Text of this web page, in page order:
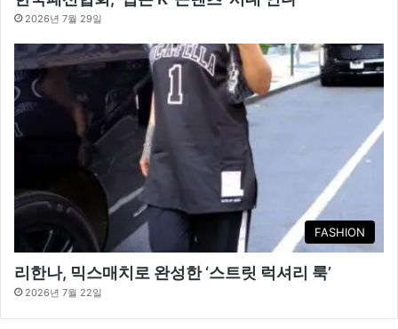
2026년 7월 29일
FASHION
리한나, 믹스매치로 완성한 ‘스트릿 럭셔리 룩’
2026년 7월 22일